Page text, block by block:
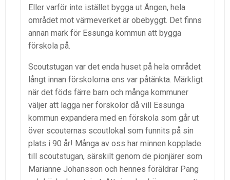
Eller varför inte istället bygga ut Ängen, hela
området mot värmeverket är obebyggt. Det finns
annan mark för Essunga kommun att bygga
förskola på.
Scoutstugan var det enda huset på hela området
långt innan förskolorna ens var påtänkta. Märkligt
när det föds färre barn och många kommuner
väljer att lägga ner förskolor då vill Essunga
kommun expandera med en förskola som går ut
över scouternas scoutlokal som funnits på sin
plats i 90 år! Många av oss har minnen kopplade
till scoutstugan, särskilt genom de pionjärer som
Marianne Johansson och hennes föräldrar Pang